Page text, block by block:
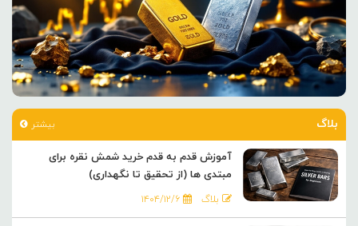
بلاگ بیشتر
آموزش قدم به قدم خرید شمش نقره برای
مبتدی ها (از تحقیق تا نگهداری)
بلاگ ۱۴۰۴/۱۲/۶